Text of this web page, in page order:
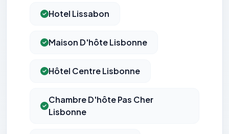
Hotel Lissabon
Maison D'hôte Lisbonne
Hôtel Centre Lisbonne
Chambre D'hôte Pas Cher
Lisbonne